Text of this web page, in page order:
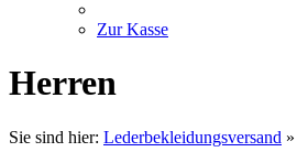
Zur Kasse
Herren
Sie sind hier: Lederbekleidungsversand »